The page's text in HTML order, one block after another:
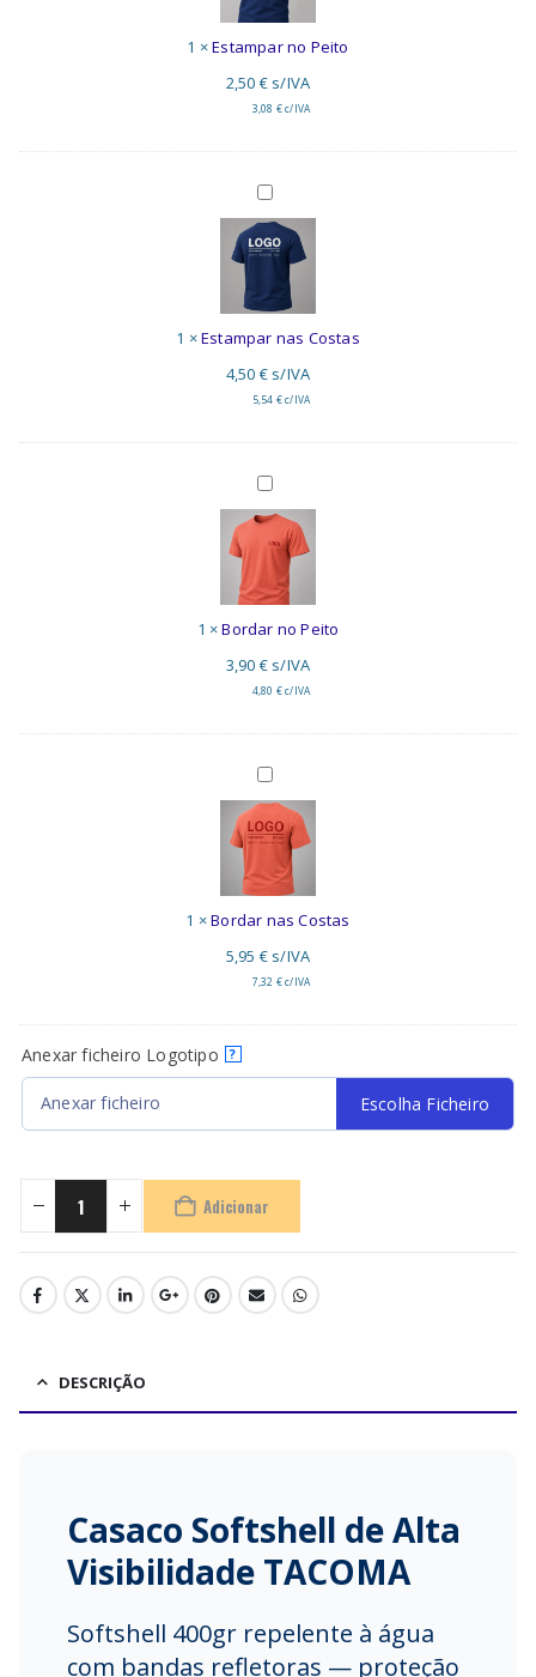
1 ×Estampar no Peito
2,50 € s/IVA
3,08 €c/IVA
Estampar
nas
Costas
1 ×Estampar nas Costas
4,50 € s/IVA
5,54 €c/IVA
Bordar
no
Peito
1 ×Bordar no Peito
3,90 € s/IVA
4,80 €c/IVA
Bordar
nas
Costas
1 ×Bordar nas Costas
5,95 € s/IVA
7,32 €c/IVA
Anexar ficheiro Logotipo ?
Anexar ficheiro Escolha Ficheiro
Adicionar
DESCRIÇÃO
Casaco Softshell de Alta
Visibilidade TACOMA
Softshell 400gr repelente à água
com bandas refletoras — proteção